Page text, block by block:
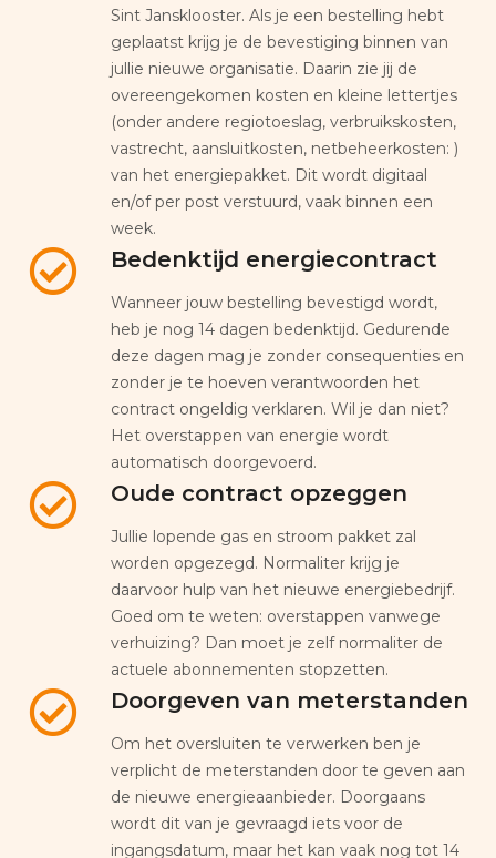
Sint Jansklooster. Als je een bestelling hebt
geplaatst krijg je de bevestiging binnen van
jullie nieuwe organisatie. Daarin zie jij de
overeengekomen kosten en kleine lettertjes
(onder andere regiotoeslag, verbruikskosten,
vastrecht, aansluitkosten, netbeheerkosten: )
van het energiepakket. Dit wordt digitaal
en/of per post verstuurd, vaak binnen een
week.
Bedenktijd energiecontract
Wanneer jouw bestelling bevestigd wordt,
heb je nog 14 dagen bedenktijd. Gedurende
deze dagen mag je zonder consequenties en
zonder je te hoeven verantwoorden het
contract ongeldig verklaren. Wil je dan niet?
Het overstappen van energie wordt
automatisch doorgevoerd.
Oude contract opzeggen
Jullie lopende gas en stroom pakket zal
worden opgezegd. Normaliter krijg je
daarvoor hulp van het nieuwe energiebedrijf.
Goed om te weten: overstappen vanwege
verhuizing? Dan moet je zelf normaliter de
actuele abonnementen stopzetten.
Doorgeven van meterstanden
Om het oversluiten te verwerken ben je
verplicht de meterstanden door te geven aan
de nieuwe energieaanbieder. Doorgaans
wordt dit van je gevraagd iets voor de
ingangsdatum, maar het kan vaak nog tot 14